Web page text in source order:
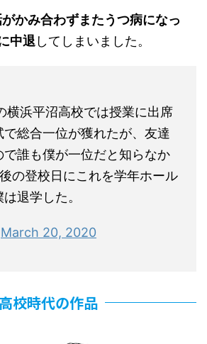
かみ合わずまたうつ病になっ
中退 してしまいました。
横浜平沼高校では授業に出席
で総合一位が獲れたが、友達
で誰も僕が一位だと知らなか
の登校日にこれを学年ホール
退学した。
March 20, 2020
高校時代の作品